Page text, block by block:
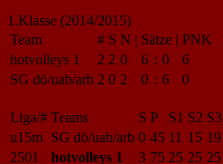
1.Klasse (2014/2015)
Team
# S N | Sätze | PNK
hotvolleys 1
2 2 0 6 : 0
6
SG dö/uab/arb 2 0 2 0 : 6 0
Liga/# Teams S P S1 S2 S3
u15m SG dö/uab/arb 0 45 11 15 19
2501
hotvolleys 1 3 75 25 25 25